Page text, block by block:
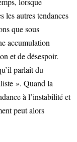
les autres tendances
que sous
accumulation
et de désespoir.
parlait du
». Quand la
à l’instabilité et
peut alors